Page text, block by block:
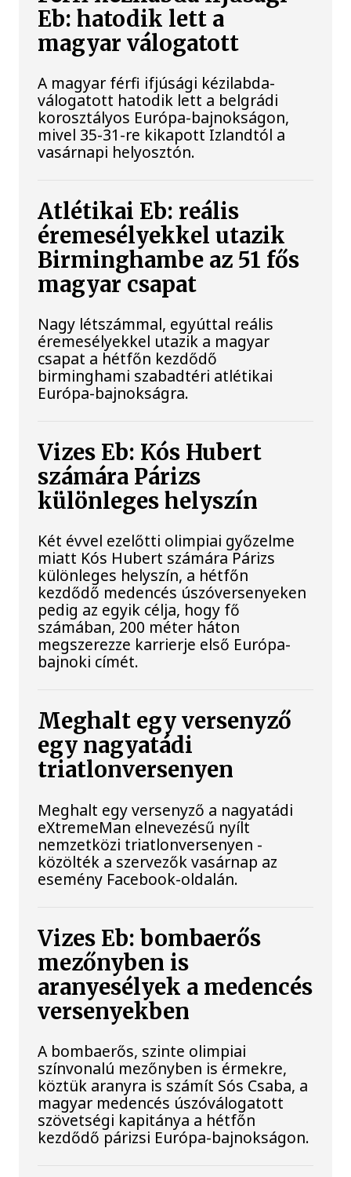
Eb: hatodik lett a
magyar válogatott
A magyar férfi ifjúsági kézilabda-
válogatott hatodik lett a belgrádi
korosztályos Európa-bajnokságon,
mivel 35-31-re kikapott Izlandtól a
vasárnapi helyosztón.
Atlétikai Eb: reális
éremesélyekkel utazik
Birminghambe az 51 fős
magyar csapat
Nagy létszámmal, egyúttal reális
éremesélyekkel utazik a magyar
csapat a hétfőn kezdődő
birminghami szabadtéri atlétikai
Európa-bajnokságra.
Vizes Eb: Kós Hubert
számára Párizs
különleges helyszín
Két évvel ezelőtti olimpiai győzelme
miatt Kós Hubert számára Párizs
különleges helyszín, a hétfőn
kezdődő medencés úszóversenyeken
pedig az egyik célja, hogy fő
számában, 200 méter háton
megszerezze karrierje első Európa-
bajnoki címét.
Meghalt egy versenyző
egy nagyatádi
triatlonversenyen
Meghalt egy versenyző a nagyatádi
eXtremeMan elnevezésű nyílt
nemzetközi triatlonversenyen -
közölték a szervezők vasárnap az
esemény Facebook-oldalán.
Vizes Eb: bombaerős
mezőnyben is
aranyesélyek a medencés
versenyekben
A bombaerős, szinte olimpiai
színvonalú mezőnyben is érmekre,
köztük aranyra is számít Sós Csaba, a
magyar medencés úszóválogatott
szövetségi kapitánya a hétfőn
kezdődő párizsi Európa-bajnokságon.